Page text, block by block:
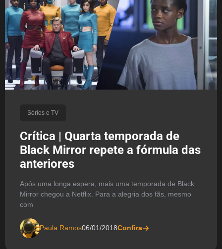
Séries e TV
Crítica | Quarta temporada de
Black Mirror repete a fórmula das
anteriores
Após uma longa espera, mais uma temporada de Black
Mirror chegou a Netflix. Para a alegria dos fãs, mesmo
com
Paula Ramos06/01/2018Confira